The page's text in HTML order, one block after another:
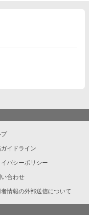
イドライン
イバシーポリシー
い合わせ
情報の外部送信について